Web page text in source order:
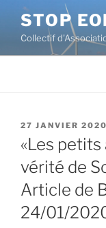
contenu
principal
STOP
Collectif
PUBLIÉ
LE
27 JANVIER 2020
«Les
vérité de
Article de
24/01/